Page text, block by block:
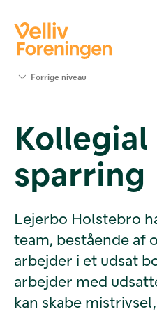
Værktøjer
og viden
Foreningen
Kontakt
Forrige niveau
sparring
Lejerbo Holstebro
team, bestående af
arbejder i et udsat
arbejder med
kan skabe